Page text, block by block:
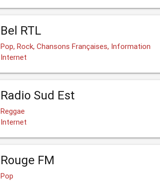
Bel RTL
Pop, Rock, Chansons Françaises, Information
Internet
Radio Sud Est
Reggae
Internet
Rouge FM
Pop